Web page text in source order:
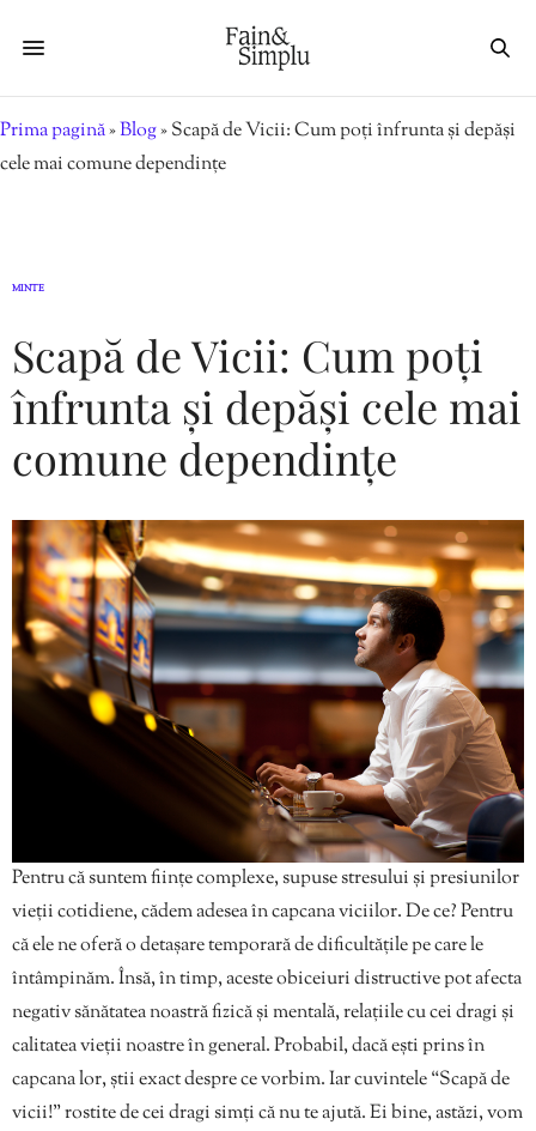
Prima pagină»Blog»Scapă de Vicii: Cum poți înfrunta și depăși
cele mai comune dependințe
MINTE
Scapă de Vicii: Cum poți
înfrunta și depăși cele mai
comune dependințe
Pentru că suntem ființe complexe, supuse stresului și presiunilor
vieții cotidiene, cădem adesea în capcana viciilor. De ce? Pentru
că ele ne oferă o detașare temporară de dificultățile pe care le
întâmpinăm. Însă, în timp, aceste obiceiuri distructive pot afecta
negativ sănătatea noastră fizică și mentală, relațiile cu cei dragi și
calitatea vieții noastre în general. Probabil, dacă ești prins în
capcana lor, știi exact despre ce vorbim. Iar cuvintele “Scapă de
vicii!” rostite de cei dragi simți că nu te ajută. Ei bine, astăzi, vom